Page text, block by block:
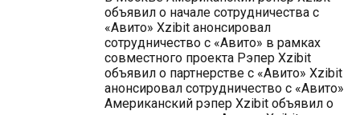
объявил о начале сотрудничества с
«Авито» Xzibit анонсировал
сотрудничество с «Авито» в рамках
совместного проекта Рэпер Xzibit
объявил о партнерстве с «Авито» Xzibit
анонсировал сотрудничество с «Авито»
Американский рэпер Xzibit объявил о